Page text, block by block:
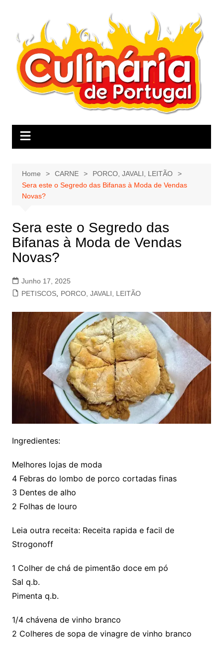
Home CARNE
PORCO, JAVALI, LEITÃO
Sera este o Segredo das Bifanas à Moda de Vendas
Novas?
Sera este o Segredo das
Bifanas à Moda de Vendas
Novas?
Junho 17, 2025
PETISCOS, PORCO, JAVALI, LEITÃO
Ingredientes:
Melhores lojas de moda
4 Febras do lombo de porco cortadas finas
3 Dentes de alho
2 Folhas de louro
Leia outra receita: Receita rapida e facil de
Strogonoff
1 Colher de chá de pimentão doce em pó
Sal q.b.
Pimenta q.b.
1/4 chávena de vinho branco
2 Colheres de sopa de vinagre de vinho branco